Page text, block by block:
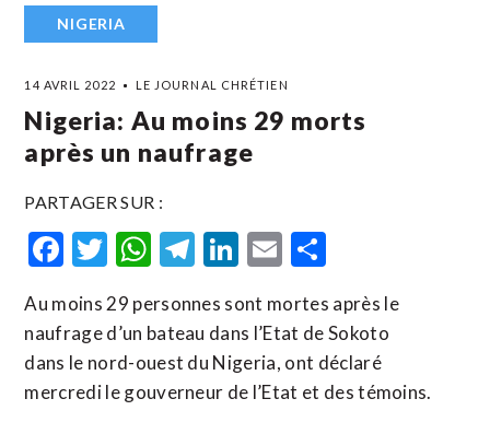
NIGERIA
14 AVRIL 2022 LE JOURNAL CHRÉTIEN
Nigeria: Au moins 29 morts
après un naufrage
PARTAGER SUR :
Facebook
Twitter
WhatsApp
Telegram
LinkedIn
Email
Au moins 29 personnes sont mortes après le
naufrage d’un bateau dans l’Etat de Sokoto
dans le nord-ouest du Nigeria, ont déclaré
mercredi le gouverneur de l’Etat et des témoins.